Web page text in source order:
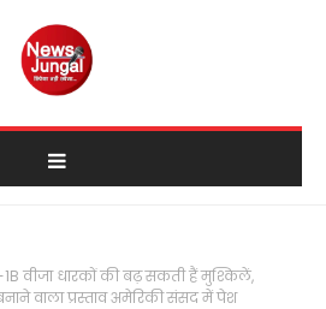
1B वीजा धारकों की बढ़ सकती हैं मुश्किलें,
वाला प्रस्ताव अमेरिकी संसद में पेश